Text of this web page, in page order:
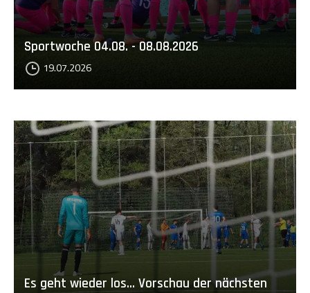
Sportwoche 04.08. - 08.08.2026
19.07.2026
Es geht wieder los... Vorschau der nächsten